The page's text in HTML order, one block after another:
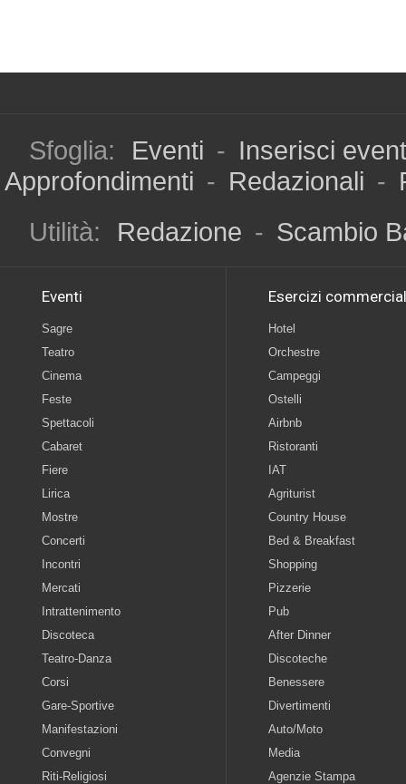
Sfoglia: Eventi - Inserisci
Approfondimenti - Redazionali -
Utilità:
Redazione - Scambio
Eventi
Sagre
Teatro
Cinema
Feste
Spettacoli
Cabaret
Fiere
Lirica
Mostre
Concerti
Incontri
Mercati
Intrattenimento
Discoteca
Teatro-Danza
Corsi
Gare-Sportive
Manifestazioni
Convegni
Riti-Religiosi
Esercizi
Hotel
Orchestre
Campeggi
Ostelli
Airbnb
Ristoranti
IAT
Agriturist
Country House
Bed & Breakfast
Shopping
Pizzerie
Pub
After Dinner
Discoteche
Benessere
Divertimenti
Auto/Moto
Media
Agenzie Stampa